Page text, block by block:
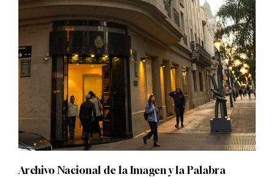
Archivo Nacional de la Imagen y la Palabra